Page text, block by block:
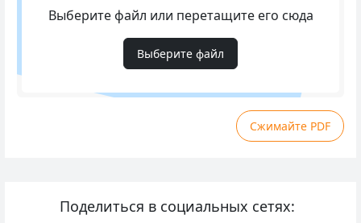
Выберите файл или перетащите его сюда
Выберите файл
Сжимайте PDF
Поделиться в социальных сетях: